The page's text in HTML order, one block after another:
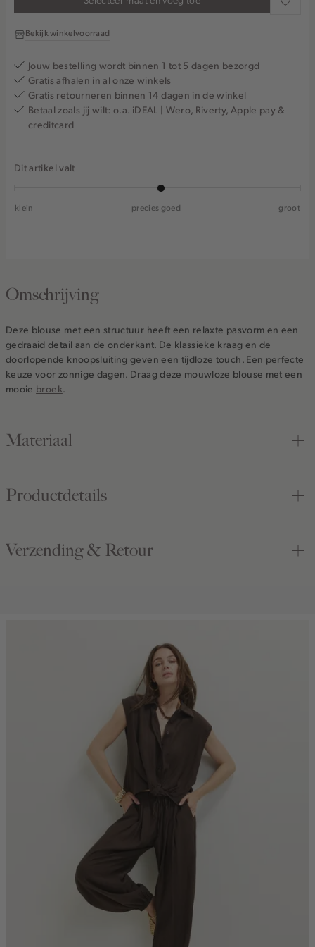
Bekijk winkelvoorraad
Jouw bestelling wordt binnen 1 tot 5 dagen bezorgd
Gratis afhalen in al onze winkels
Gratis retourneren binnen 14 dagen in de winkel
Betaal zoals jij wilt: o.a. iDEAL | Wero, Riverty, Apple pay &
creditcard
Dit artikel valt
klein precies goed groot
Omschrijving
Deze blouse met een structuur heeft een relaxte pasvorm en een
gedraaid detail aan de onderkant. De klassieke kraag en de
doorlopende knoopsluiting geven een tijdloze touch. Een perfecte
keuze voor zonnige dagen. Draag deze mouwloze blouse met een
mooie broek.
Materiaal
Productdetails
Verzending & Retour